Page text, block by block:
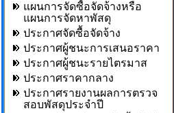
แผนการจัดซื้อจัดจ้างหรือ
แผนการจัดหาพัสดุ
ประกาศจัดซื้อจัดจ้าง
ประกาศผู้ชนะการเสนอราคา
ประกาศผู้ชนะรายไตรมาส
ประกาศราคากลาง
ประกาศรายงานผลการตรวจ
สอบพัสดุประจำปี